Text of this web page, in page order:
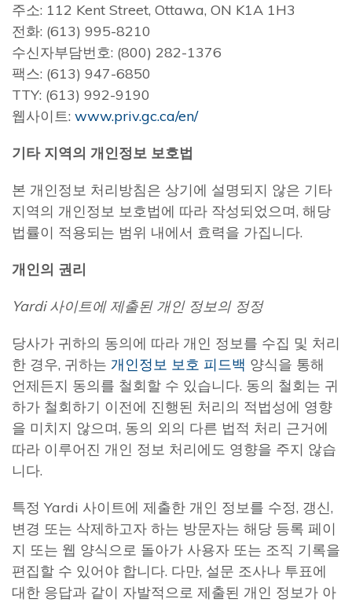
주소: 112 Kent Street, Ottawa, ON K1A 1H3
전화: (613) 995-8210
수신자부담번호: (800) 282-1376
팩스: (613) 947-6850
TTY: (613) 992-9190
웹사이트: www.priv.gc.ca/en/
기타 지역의 개인정보 보호법
본 개인정보 처리방침은 상기에 설명되지 않은 기타
지역의 개인정보 보호법에 따라 작성되었으며, 해당
법률이 적용되는 범위 내에서 효력을 가집니다.
개인의 권리
Yardi 사이트에 제출된 개인 정보의 정정
당사가 귀하의 동의에 따라 개인 정보를 수집 및 처리
한 경우, 귀하는 개인정보 보호 피드백 양식을 통해
언제든지 동의를 철회할 수 있습니다. 동의 철회는 귀
하가 철회하기 이전에 진행된 처리의 적법성에 영향
을 미치지 않으며, 동의 외의 다른 법적 처리 근거에
따라 이루어진 개인 정보 처리에도 영향을 주지 않습
니다.
특정 Yardi 사이트에 제출한 개인 정보를 수정, 갱신,
변경 또는 삭제하고자 하는 방문자는 해당 등록 페이
지 또는 웹 양식으로 돌아가 사용자 또는 조직 기록을
편집할 수 있어야 합니다. 다만, 설문 조사나 투표에
대한 응답과 같이 자발적으로 제출된 개인 정보가 아